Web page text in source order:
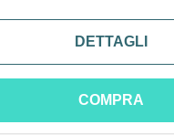
DETTAGLI
COMPRA